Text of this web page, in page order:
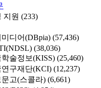
지원 (233)
미디어(DBpia) (57,436)
(38,036)
학술정보(KISS) (25,460)
연구재단(KCI) (12,237)
문고(스콜라) (6,661)